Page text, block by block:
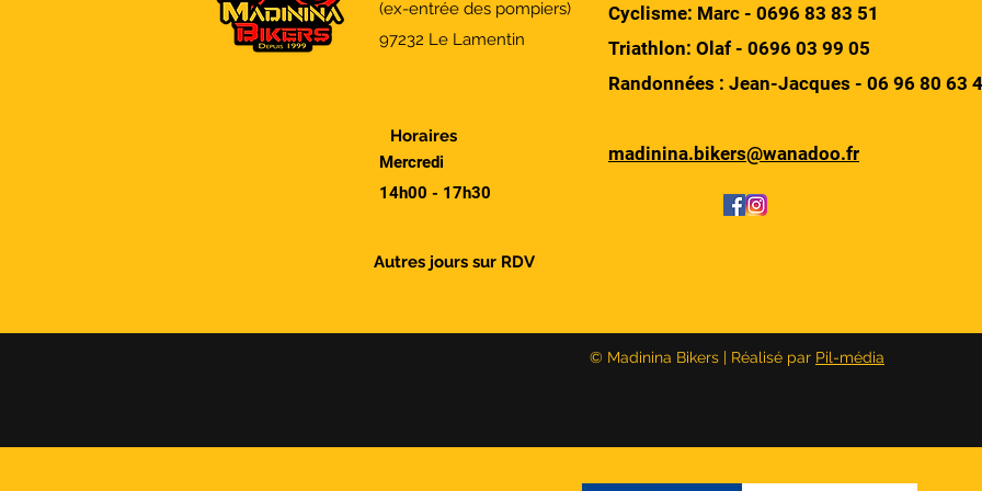
(ex-entrée des pompiers)
97232 Le Lamentin
Horaires
Mercredi
14h00 - 17h30
Autres jours sur RDV
Cyclisme: Marc - 0696 83 83 51
Triathlon: Olaf - 0696 03 99 05
Randonnées : Jean-Jacques - 06 96 80 63
madinina.bikers@wanadoo.fr
© Madinina Bikers | Réalisé par Pil-média